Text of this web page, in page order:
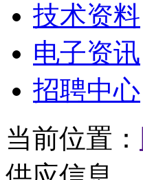
技术资料
电子资讯
招聘中心
当前位置：